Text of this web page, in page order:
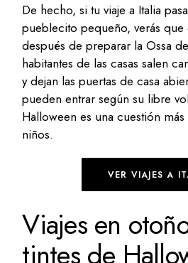
De hecho, si tu viaje a Italia
pueblecito pequeño, verás
después de preparar la Ossa
habitantes de las casas salen
y dejan las puertas de casa
pueden entrar según su libre
Halloween es una cuestión
niños.
VER VIAJES A
Viajes en
tintes de